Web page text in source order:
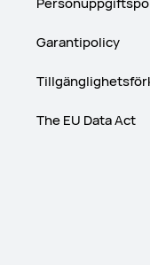
Garantipolicy
The EU Data Act